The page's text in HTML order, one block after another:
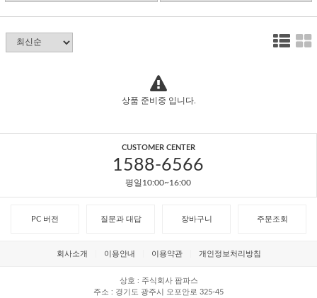
상품 준비중 입니다.
CUSTOMER CENTER
1588-6566
평일10:00~16:00
PC 버전 질문과 대답 장바구니 주문조회
회사소개 이용안내 이용약관 개인정보처리방침
상호
주식회사 팜파스
주소
경기도 광주시 오포안로 325-45